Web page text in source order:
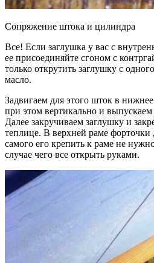
Сопряжение штока и цилиндра
Все! Если заглушка у вас с
ее присоединяйте сгоном с
только открутить заглушку с
масло.
Задвигаем для этого шток в
при этом вертикально и выпускаем
Далее закручиваем заглушку и
теплице. В верхней раме форточки
самого его крепить к раме не
случае чего все открыть руками.